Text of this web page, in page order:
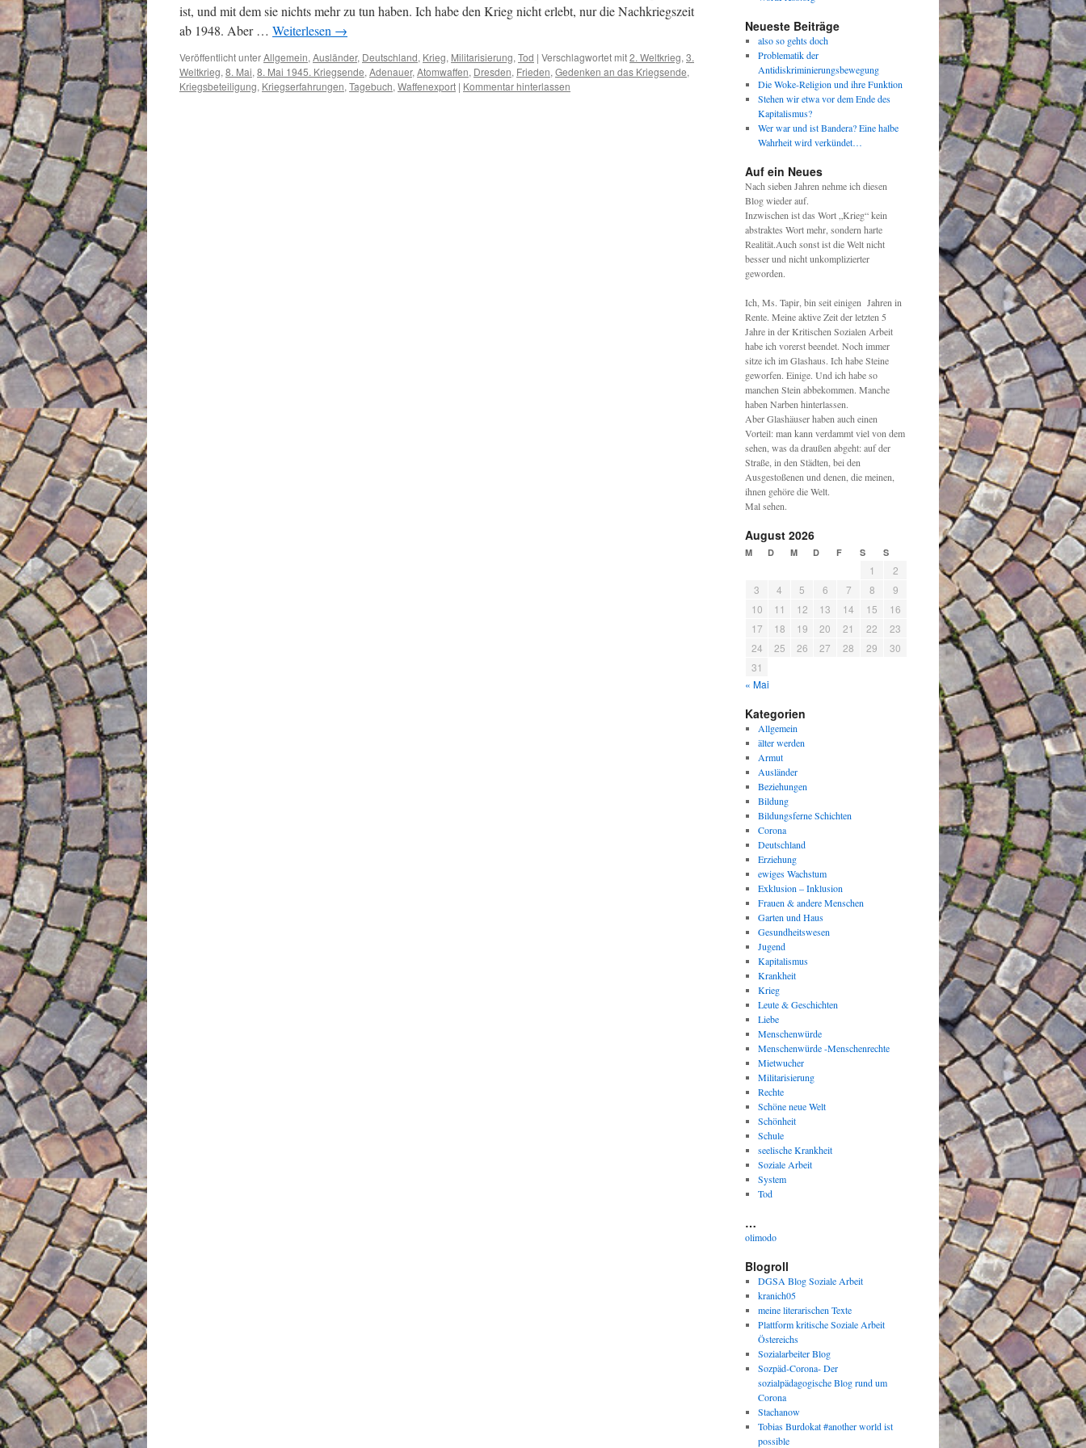
ist, und mit dem sie nichts mehr zu tun haben. Ich habe den Krieg nicht erlebt, nur die Nachkriegszeit
ab 1948. Aber … Weiterlesen →
Veröffentlicht unterAllgemein, Ausländer, Deutschland, Krieg, Militarisierung, Tod | Verschlagwortet mit2. Weltkrieg, 3.
Weltkrieg, 8. Mai, 8. Mai 1945. Kriegsende, Adenauer, Atomwaffen, Dresden, Frieden, Gedenken an das Kriegsende,
Kriegsbeteiligung, Kriegserfahrungen, Tagebuch, Waffenexport | Kommentar hinterlassen
Neueste Beiträge
also so gehts doch
Problematik der
Antidiskriminierungsbewegung
Die Woke-Religion und ihre Funktion
Stehen wir etwa vor dem Ende des
Kapitalismus?
Wer war und ist Bandera? Eine halbe
Wahrheit wird verkündet…
Auf ein Neues
Nach sieben Jahren nehme ich diesen
Blog wieder auf.
Inzwischen ist das Wort „Krieg“ kein
abstraktes Wort mehr, sondern harte
Realität.Auch sonst ist die Welt nicht
besser und nicht unkomplizierter
geworden.
Ich, Ms. Tapir, bin seit einigen Jahren in
Rente. Meine aktive Zeit der letzten 5
Jahre in der Kritischen Sozialen Arbeit
habe ich vorerst beendet. Noch immer
sitze ich im Glashaus. Ich habe Steine
geworfen. Einige. Und ich habe so
manchen Stein abbekommen. Manche
haben Narben hinterlassen.
Aber Glashäuser haben auch einen
Vorteil: man kann verdammt viel von dem
sehen, was da draußen abgeht: auf der
Straße, in den Städten, bei den
Ausgestoßenen und denen, die meinen,
ihnen gehöre die Welt.
Mal sehen.
August 2026
M D M D F S S
1
2
3
4 5 6 7 8
9
10
11 12 13 14 15
16
17
18 19 20 21 22
23
24
25 26 27 28 29
30
31
« Mai
Kategorien
Allgemein
älter werden
Armut
Ausländer
Beziehungen
Bildung
Bildungsferne Schichten
Corona
Deutschland
Erziehung
ewiges Wachstum
Exklusion – Inklusion
Frauen & andere Menschen
Garten und Haus
Gesundheitswesen
Jugend
Kapitalismus
Krankheit
Krieg
Leute & Geschichten
Liebe
Menschenwürde
Menschenwürde -Menschenrechte
Mietwucher
Militarisierung
Rechte
Schöne neue Welt
Schönheit
Schule
seelische Krankheit
Soziale Arbeit
System
Tod
…
olimodo
Blogroll
DGSA Blog Soziale Arbeit
kranich05
meine literarischen Texte
Plattform kritische Soziale Arbeit
Östereichs
Sozialarbeiter Blog
Sozpäd-Corona- Der
sozialpädagogische Blog rund um
Corona
Stachanow
Tobias Burdokat #another world ist
possible